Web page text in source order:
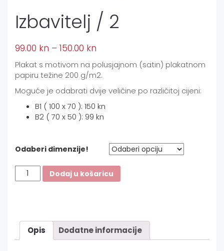
Izbavitelj / 2
99.00 kn – 150.00 kn
Plakat s motivom na polusjajnom (satin) plakatnom
papiru težine 200 g/m2.
Moguće je odabrati dvije veličine po različitoj cijeni:
B1 ( 100 x 70 ): 150 kn
B2 ( 70 x 50 ): 99 kn
Odaberi dimenzije!
Izbavitelj
/
Dodaj u košaricu
Opis Dodatne informacije